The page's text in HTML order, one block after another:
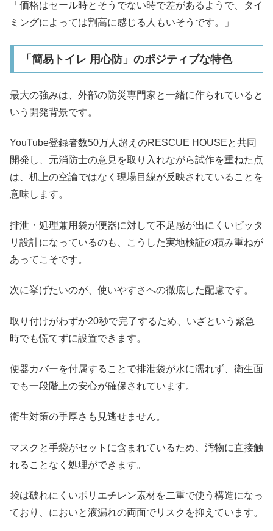
「価格はセール時とそうでない時で差があるようで、タイ
ミングによっては割高に感じる人もいそうです。」
「簡易トイレ 用心防」のポジティブな特色
最大の強みは、外部の防災専門家と一緒に作られていると
いう開発背景です。
YouTube登録者数50万人超えのRESCUE HOUSEと共同
開発し、元消防士の意見を取り入れながら試作を重ねた点
は、机上の空論ではなく現場目線が反映されていることを
意味します。
排泄・処理兼用袋が便器に対して不足感が出にくいピッタ
リ設計になっているのも、こうした実地検証の積み重ねが
あってこそです。
次に挙げたいのが、使いやすさへの徹底した配慮です。
取り付けがわずか20秒で完了するため、いざという緊急
時でも慌てずに設置できます。
便器カバーを付属することで排泄袋が水に濡れず、衛生面
でも一段階上の安心が確保されています。
衛生対策の手厚さも見逃せません。
マスクと手袋がセットに含まれているため、汚物に直接触
れることなく処理ができます。
袋は破れにくいポリエチレン素材を二重で使う構造になっ
ており、においと液漏れの両面でリスクを抑えています。